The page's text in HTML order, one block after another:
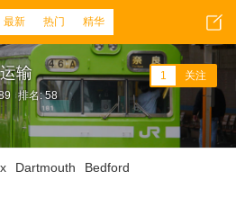
最新 热门 精华
输
排名: 58
1 关注
Dartmouth
Bedford